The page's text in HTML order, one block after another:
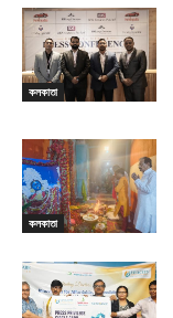
কলকাতা
কলকাতা